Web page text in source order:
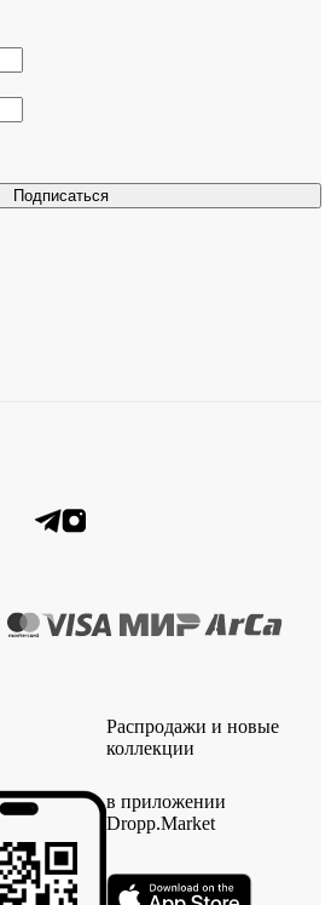
Подписаться
Распродажи и новые
коллекции
в приложении
Dropp.Market